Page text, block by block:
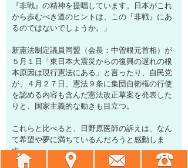
『非戦』の精神を提唱しています。日本がこれ
から歩むべき道のヒントは、この『非戦』にあ
るのではないでしょうか。」
新憲法制定議員同盟（会長：中曽根元首相）が
５月１日「東日本大震災からの復興の遅れの根
本原因は現行憲法にある」と言ったり、自民党
が、４月２７日、憲法９条に集団自衛権の行使
を認める内容も含んだ憲法改正草案を発表した
りと、国家主義的な動きも目立つ。
これらと比べると、日野原医師の訴えは、なん
て希望や夢に満ちているんだろうと感動しま
す。